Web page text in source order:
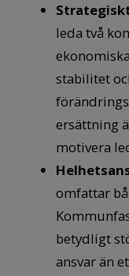
leda två
stabilitet
ersättning
motivera
omfattar
betydligt
ansvar än